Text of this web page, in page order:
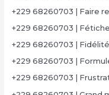
+229 68260703 | Faire
+229 68260703 |
+229 68260703 |
+229 68260703 |
+229 68260703 |